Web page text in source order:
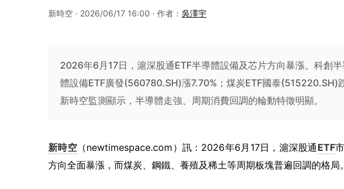
新時空 · 2026/06/17 16:00 · 作者： 吳澤宇
2026年6月17日，滬深股通ETF半導體設備及芯片方向暴漲。科創
體設備ETF廣發(560780.SH)漲7.70%；煤炭ETF國泰(515220.SH)
新時空監測顯示，半導體走強、周期消費回調的輪動特徵明顯。
新時空（newtimespace.com）訊：2026年6月17日，滬深股通 ETF
方向全面暴漲，而煤炭、鋼鐵、養殖及稀土等周期板塊普遍回調的格局。